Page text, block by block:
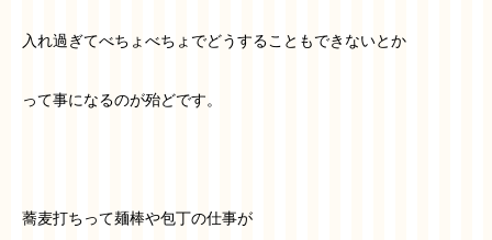
入れ過ぎてべちょべちょでどうすることもできないとか
って事になるのが殆どです。
蕎麦打ちって麺棒や包丁の仕事が